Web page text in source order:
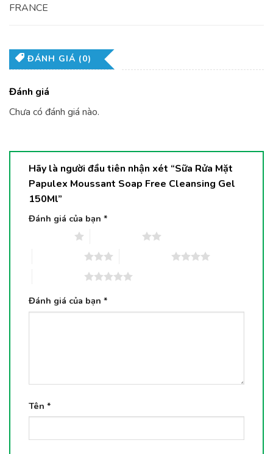
FRANCE
ĐÁNH GIÁ (0)
Đánh giá
Chưa có đánh giá nào.
Hãy là người đầu tiên nhận xét “Sữa Rửa Mặt
Papulex Moussant Soap Free Cleansing Gel
150Ml”
Đánh giá của bạn *
Đánh giá của bạn *
Tên *